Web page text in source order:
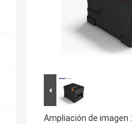
Ampliación de imagen :